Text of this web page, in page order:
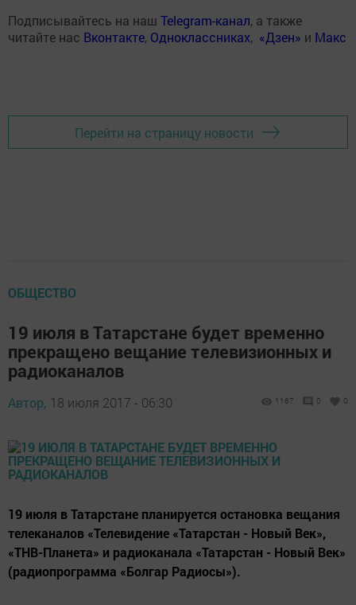
Подписывайтесь на наш Telegram-канал, а также
читайте нас Вконтакте, Одноклассниках, «Дзен» и Макс
Перейти на страницу новости
ОБЩЕСТВО
19 июля в Татарстане будет временно
прекращено вещание телевизионных и
радиоканалов
Автор, 18 июля 2017 - 06:30 1167 0 0
19 июля в Татарстане планируется остановка вещания
телеканалов «Телевидение «Татарстан - Новый Век»,
«ТНВ-Планета» и радиоканала «Татарстан - Новый Век»
(радиопрограмма «Болгар Радиосы»).